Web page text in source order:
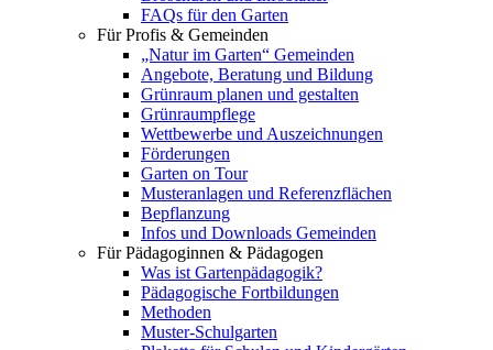
FAQs für den Garten
Für Profis & Gemeinden
„Natur im Garten“ Gemeinden
Angebote, Beratung und Bildung
Grünraum planen und gestalten
Grünraumpflege
Wettbewerbe und Auszeichnungen
Förderungen
Garten on Tour
Musteranlagen und Referenzflächen
Bepflanzung
Infos und Downloads Gemeinden
Für Pädagoginnen & Pädagogen
Was ist Gartenpädagogik?
Pädagogische Fortbildungen
Methoden
Muster-Schulgarten